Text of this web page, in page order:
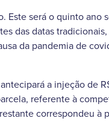
Este será o quinto ano
das datas
da pandemia de
a injeção de
referente à
correspondeu à